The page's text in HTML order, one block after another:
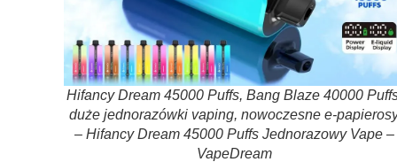
Hifancy Dream 45000 Puffs, Bang Blaze 40000
duże jednorazówki vaping, nowoczesne e-
– Hifancy Dream 45000 Puffs Jednorazowy Vape –
VapeDream